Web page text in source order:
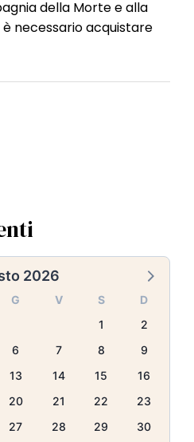
della Morte e alla
necessario acquistare
2026
G V S
D
1
2
6 7 8
9
13 14 15
16
20 21 22
23
27 28 29
30